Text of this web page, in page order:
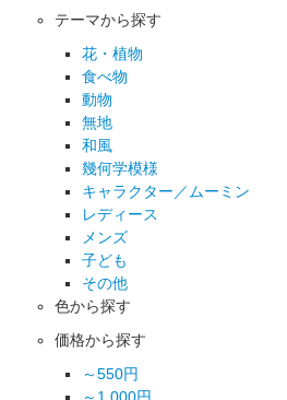
テーマから探す
花・植物
食べ物
動物
無地
和風
幾何学模様
キャラクター／ムーミン
レディース
メンズ
子ども
その他
色から探す
価格から探す
～550円
～1,000円